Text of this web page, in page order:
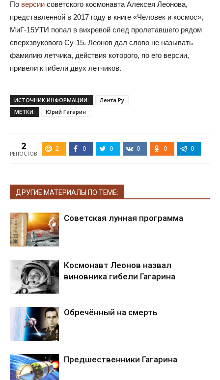
По версии советского космонавта Алексея Леонова,
представленной в 2017 году в книге «Человек и космос»,
МиГ-15УТИ попал в вихревой след пролетавшего рядом
сверхзвукового Су-15. Леонов дал слово не называть
фамилию летчика, действия которого, по его версии,
привели к гибели двух летчиков.
ИСТОЧНИК ИНФОРМАЦИИ:
Лента.Ру
МЕТКИ:
Юрий Гагарин
2
РЕПОСТОВ
2 0 0 0 0 0
ДРУГИЕ МАТЕРИАЛЫ ПО ТЕМЕ:
Советская лунная программа
Космонавт Леонов назвал
виновника гибели Гагарина
Обречённый на смерть
Предшественники Гагарина